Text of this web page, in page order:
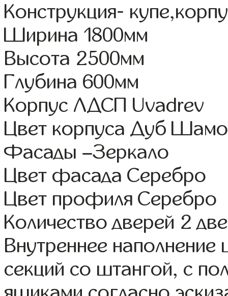
Конструкция-
Ширина 1800мм
Высота 2500мм
Глубина 600мм
Корпус ЛДСП Uvadrev
Цвет корпуса Дуб
Фасады –Зеркало
Цвет фасада Серебро
Цвет профиля Серебро
Количество дверей 2
Внутреннее
секций со штангой, с